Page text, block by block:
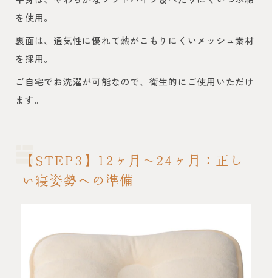
を使用。
裏面は、通気性に優れて熱がこもりにくいメッシュ素材
を採用。
ご自宅でお洗濯が可能なので、衛生的にご使用いただけ
ます。
【STEP3】12ヶ月〜24ヶ月：正し
い寝姿勢への準備